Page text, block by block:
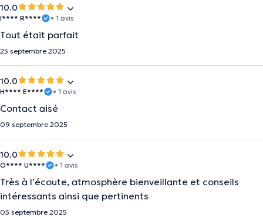
10.0
I**** R**** • 1 avis
Tout était parfait
25 septembre 2025
10.0
H**** E**** • 1 avis
Contact aisé
09 septembre 2025
10.0
O**** U**** • 1 avis
Très à l’écoute, atmosphère bienveillante et conseils
intéressants ainsi que pertinents
05 septembre 2025